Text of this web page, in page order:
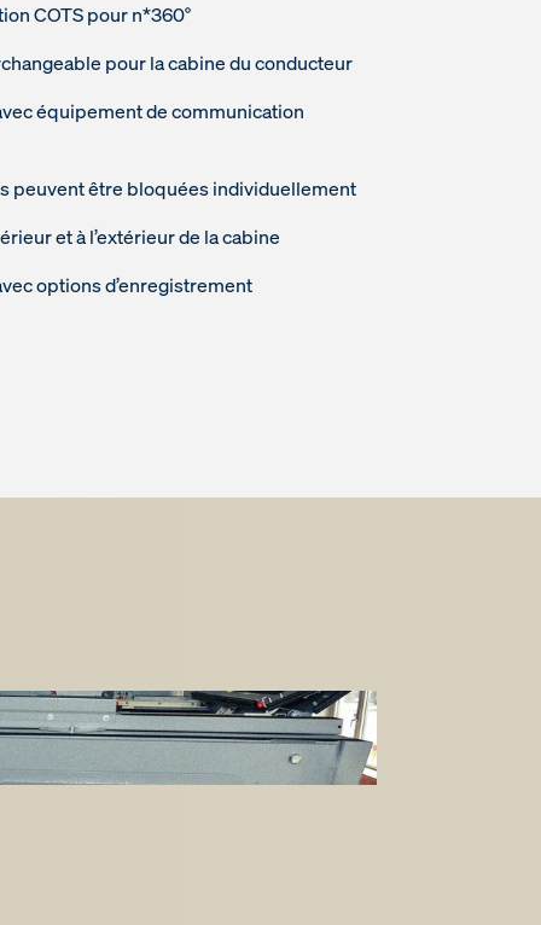
COTS pour n*360°
pour la cabine du conducteur
équipement de communication
peuvent être bloquées individuellement
et à l’extérieur de la cabine
options d’enregistrement